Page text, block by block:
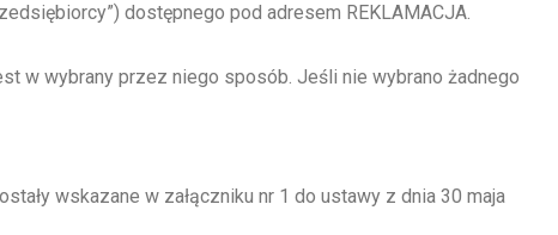
dostępnego pod adresem REKLAMACJA.
w wybrany przez niego sposób. Jeśli nie wybrano żadnego
wskazane w załączniku nr 1 do ustawy z dnia 30 maja